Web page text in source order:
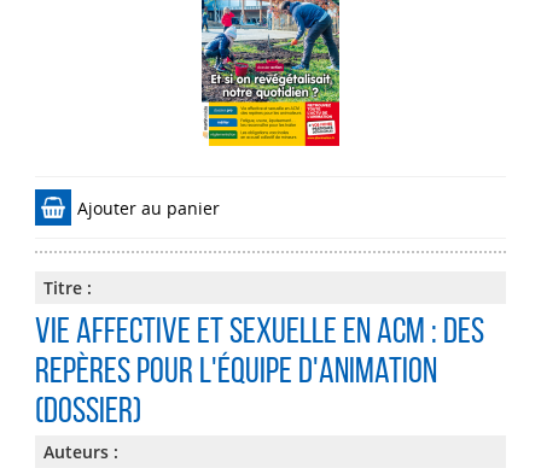
Ajouter au panier
Titre :
Vie affective et sexuelle en ACM : des
repères pour l'équipe d'animation
(Dossier)
Auteurs :